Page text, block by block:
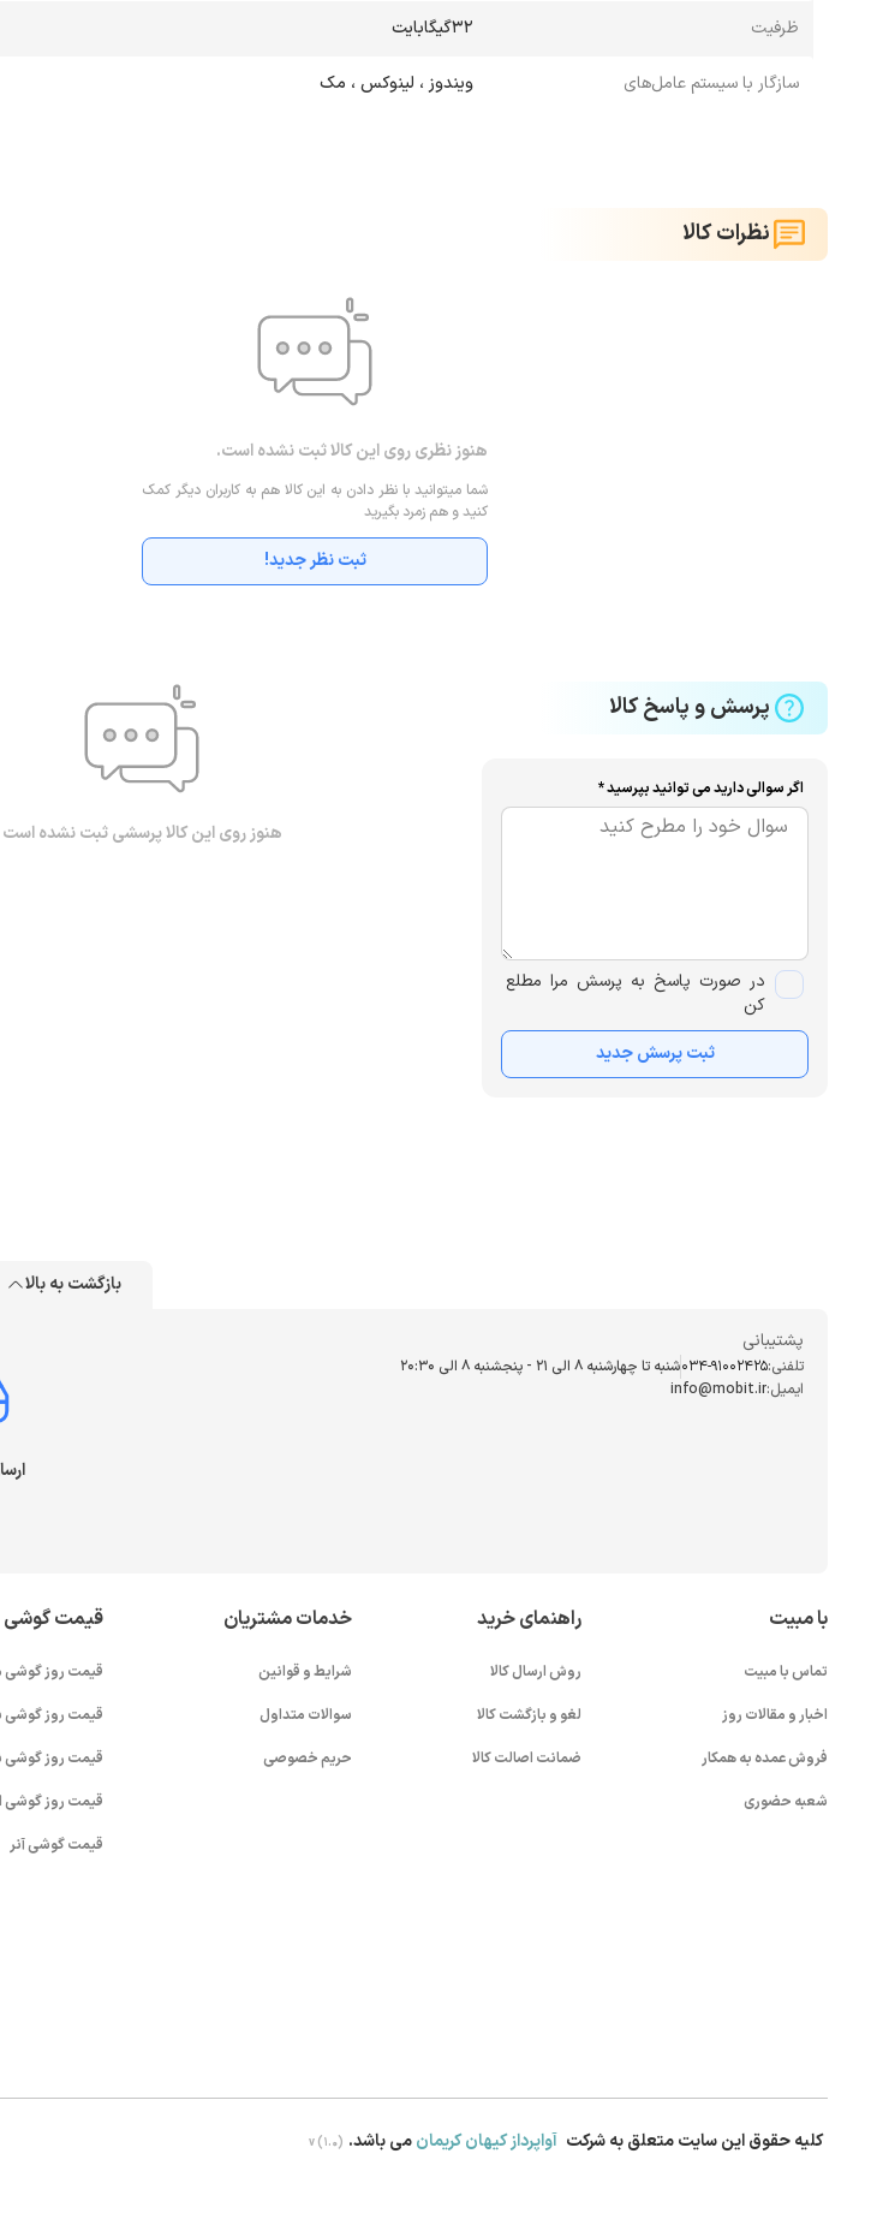
ظرفیت 32گیگابایت
سازگار با سیستم عامل‌های ویندوز ، لینوکس ، مک
نظرات کالا
هنوز نظری روی این کالا ثبت نشده است.
شما میتوانید با نظر دادن به این کالا هم به کاربران دیگر کمک
کنید و هم زمرد بگیرید
ثبت نظر جدید!
پرسش و پاسخ کالا
اگر سوالی دارید می توانید بپرسید *
در صورت پاسخ به پرسش مرا مطلع
کن
ثبت پرسش جدید
هنوز روی این کالا پرسشی ثبت نشده است
بازگشت به بالا
پشتیبانی
تلفنی:034-91002425شنبه تا چهارشنبه ۸ الی ۲۱ - پنجشنبه 8 الی ۲۰:۳۰
ایمیل:info@mobit.ir
با مبیت
تماس با مبیت
اخبار و مقالات روز
فروش عمده به همکار
شعبه حضوری
راهنمای خرید
روش ارسال کالا
لغو و بازگشت کالا
ضمانت اصالت کالا
خدمات مشتریان
شرایط و قوانین
سوالات متداول
حریم خصوصی
قیمت گوشی
قیمت روز گوشی
قیمت روز
قیمت روز گوشی
قیمت روز گوشی
قیمت گوشی آنر
کلیه حقوق این سایت متعلق به شرکت آواپرداز کیهان کریمانمی باشد. v (1.0)